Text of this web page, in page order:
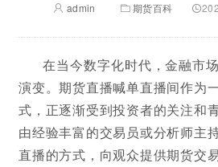
admin 期货百科
在当今数字化时代，金融市
演变。期货直播喊单直播间作为
式，正逐渐受到投资者的关注和
由经验丰富的交易员或分析师主
直播的方式，向观众提供期货交